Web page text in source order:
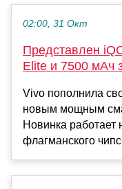
02:00, 31 Окт
Представлен
Elite и 7500 мАч
Vivo пополнила
новым мощным
Новинка работает
флагманского